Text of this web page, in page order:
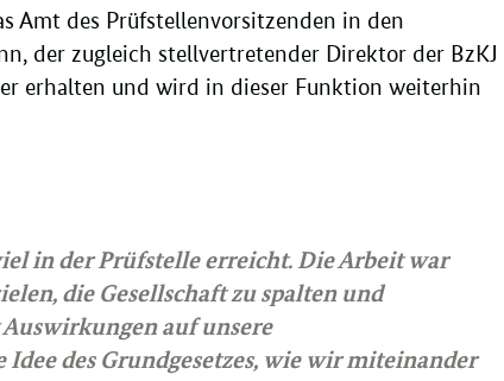
Amt des Prüfstellenvorsitzenden in den
der zugleich stellvertretender Direktor der BzKJ
erhalten und wird in dieser Funktion weiterhin
in der Prüfstelle erreicht. Die Arbeit war
die Gesellschaft zu spalten und
Auswirkungen auf unsere
des Grundgesetzes, wie wir miteinander